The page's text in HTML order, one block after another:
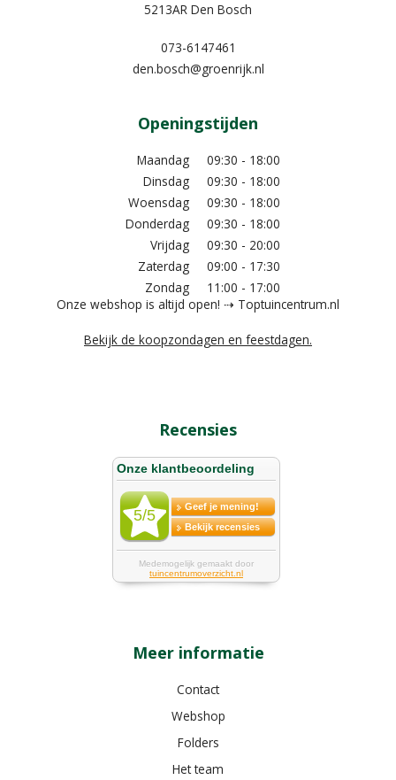
5213AR Den Bosch
073-6147461
den.bosch@groenrijk.nl
Openingstijden
Maandag
09:30 - 18:00
Dinsdag
09:30 - 18:00
Woensdag
09:30 - 18:00
Donderdag
09:30 - 18:00
Vrijdag
09:30 - 20:00
Zaterdag
09:00 - 17:30
Zondag
11:00 - 17:00
Onze webshop is altijd open! ⇢ Toptuincentrum.nl
Bekijk de koopzondagen en feestdagen.
Recensies
Meer informatie
Contact
Webshop
Folders
Het team